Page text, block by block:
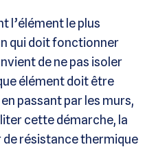
l’élément le plus
qui doit fonctionner
de ne pas isoler
élément doit être
passant par les murs,
cette démarche, la
de résistance thermique